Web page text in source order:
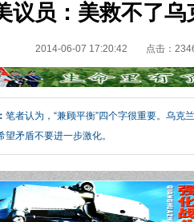
议员：美救不了乌
2014-06-07 17:20:42 点击：
笔者认为，“兼顾平衡”四个字很重要。乌克
望矛盾不要进一步激化。